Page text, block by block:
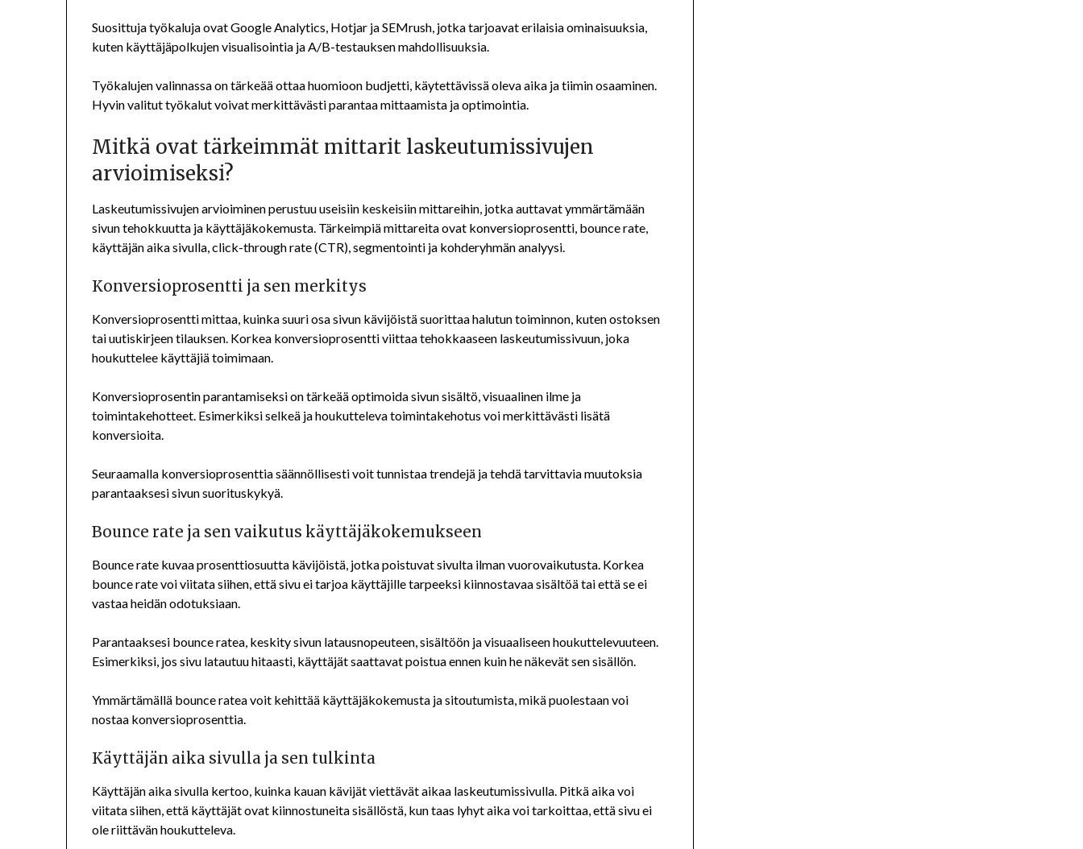
Suosittuja työkaluja ovat Google Analytics, Hotjar ja SEMrush, jotka tarjoavat erilaisia ominaisuuksia,
kuten käyttäjäpolkujen visualisointia ja A/B-testauksen mahdollisuuksia.
Työkalujen valinnassa on tärkeää ottaa huomioon budjetti, käytettävissä oleva aika ja tiimin osaaminen.
Hyvin valitut työkalut voivat merkittävästi parantaa mittaamista ja optimointia.
Mitkä ovat tärkeimmät mittarit laskeutumissivujen
arvioimiseksi?
Laskeutumissivujen arvioiminen perustuu useisiin keskeisiin mittareihin, jotka auttavat ymmärtämään
sivun tehokkuutta ja käyttäjäkokemusta. Tärkeimpiä mittareita ovat konversioprosentti, bounce rate,
käyttäjän aika sivulla, click-through rate (CTR), segmentointi ja kohderyhmän analyysi.
Konversioprosentti ja sen merkitys
Konversioprosentti mittaa, kuinka suuri osa sivun kävijöistä suorittaa halutun toiminnon, kuten ostoksen
tai uutiskirjeen tilauksen. Korkea konversioprosentti viittaa tehokkaaseen laskeutumissivuun, joka
houkuttelee käyttäjiä toimimaan.
Konversioprosentin parantamiseksi on tärkeää optimoida sivun sisältö, visuaalinen ilme ja
toimintakehotteet. Esimerkiksi selkeä ja houkutteleva toimintakehotus voi merkittävästi lisätä
konversioita.
Seuraamalla konversioprosenttia säännöllisesti voit tunnistaa trendejä ja tehdä tarvittavia muutoksia
parantaaksesi sivun suorituskykyä.
Bounce rate ja sen vaikutus käyttäjäkokemukseen
Bounce rate kuvaa prosenttiosuutta kävijöistä, jotka poistuvat sivulta ilman vuorovaikutusta. Korkea
bounce rate voi viitata siihen, että sivu ei tarjoa käyttäjille tarpeeksi kiinnostavaa sisältöä tai että se ei
vastaa heidän odotuksiaan.
Parantaaksesi bounce ratea, keskity sivun latausnopeuteen, sisältöön ja visuaaliseen houkuttelevuuteen.
Esimerkiksi, jos sivu latautuu hitaasti, käyttäjät saattavat poistua ennen kuin he näkevät sen sisällön.
Ymmärtämällä bounce ratea voit kehittää käyttäjäkokemusta ja sitoutumista, mikä puolestaan voi
nostaa konversioprosenttia.
Käyttäjän aika sivulla ja sen tulkinta
Käyttäjän aika sivulla kertoo, kuinka kauan kävijät viettävät aikaa laskeutumissivulla. Pitkä aika voi
viitata siihen, että käyttäjät ovat kiinnostuneita sisällöstä, kun taas lyhyt aika voi tarkoittaa, että sivu ei
ole riittävän houkutteleva.